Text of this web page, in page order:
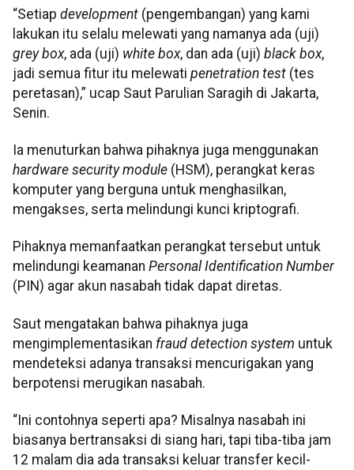
“Setiap development (pengembangan) yang kami
lakukan itu selalu melewati yang namanya ada (uji)
grey box, ada (uji) white box, dan ada (uji) black box,
jadi semua fitur itu melewati penetration test (tes
peretasan),” ucap Saut Parulian Saragih di Jakarta,
Senin.
Ia menuturkan bahwa pihaknya juga menggunakan
hardware security module (HSM), perangkat keras
komputer yang berguna untuk menghasilkan,
mengakses, serta melindungi kunci kriptografi.
Pihaknya memanfaatkan perangkat tersebut untuk
melindungi keamanan Personal Identification Number
(PIN) agar akun nasabah tidak dapat diretas.
Saut mengatakan bahwa pihaknya juga
mengimplementasikan fraud detection system untuk
mendeteksi adanya transaksi mencurigakan yang
berpotensi merugikan nasabah.
“Ini contohnya seperti apa? Misalnya nasabah ini
biasanya bertransaksi di siang hari, tapi tiba-tiba jam
12 malam dia ada transaksi keluar transfer kecil-